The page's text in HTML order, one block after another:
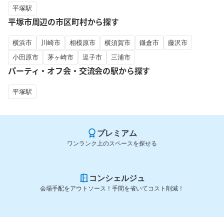
平塚駅
平塚市周辺の市区町村から探す
横浜市 川崎市 相模原市 横須賀市 鎌倉市
藤沢市
小田原市
茅ヶ崎市 逗子市 三浦市
パーティ・オフ会・交流会の駅から探す
平塚駅
プレミアム
ワンランク上のスペースを探せる
コンシェルジュ
会場手配をアウトソース！手間を省いてコスト削減！